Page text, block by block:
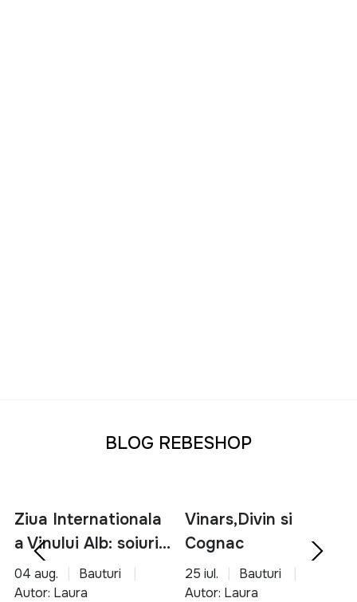
BLOG REBESHOP
Ziua Internationala
a Vinului Alb: soiuri,
servire si asocieri
culinare
04 aug.
Bauturi
Autor: Laura
Vinars,Divin si
Cognac
25 iul.
Bauturi
Autor: Laura